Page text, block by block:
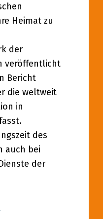
Heimat zu
der
veröffentlicht
Bericht
die weltweit
in
des
auch bei
der